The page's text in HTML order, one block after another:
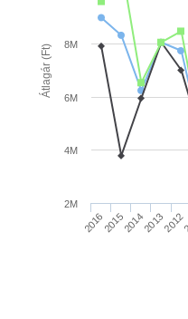
Átlagár (Ft)
20162015201420132012
2M
4M
6M
8M